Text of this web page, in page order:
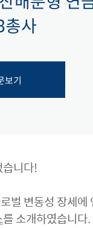
사
보기
니다!
벌 변동성 장세
를 소개하였습니다.